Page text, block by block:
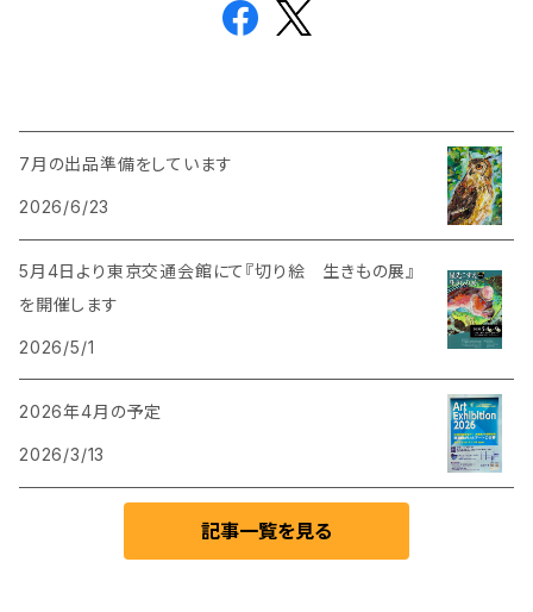
7月の出品準備をしています
2026/6/23
5月4日より東京交通会館にて『切り絵 生きもの展』
を開催します
2026/5/1
2026年4月の予定
2026/3/13
記事一覧を見る